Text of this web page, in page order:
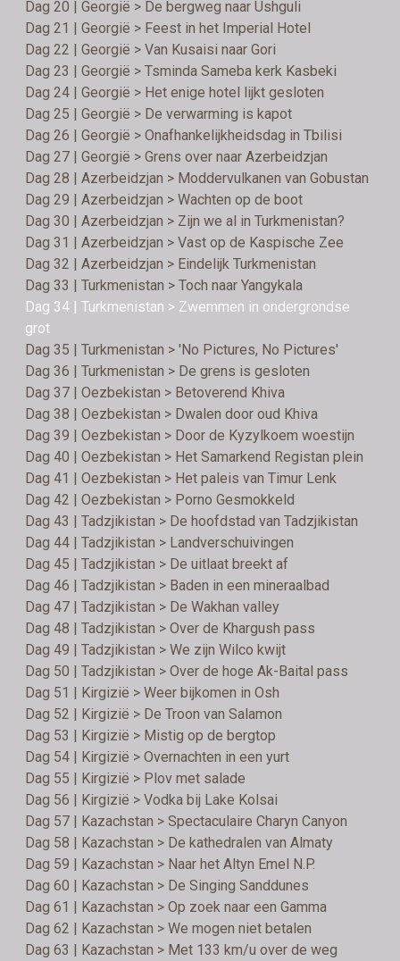
Dag 20 | Georgië > De bergweg naar Ushguli
Dag 21 | Georgië > Feest in het Imperial Hotel
Dag 22 | Georgië > Van Kusaisi naar Gori
Dag 23 | Georgië > Tsminda Sameba kerk Kasbeki
Dag 24 | Georgië > Het enige hotel lijkt gesloten
Dag 25 | Georgië > De verwarming is kapot
Dag 26 | Georgië > Onafhankelijkheidsdag in Tbilisi
Dag 27 | Georgië > Grens over naar Azerbeidzjan
Dag 28 | Azerbeidzjan > Moddervulkanen van Gobustan
Dag 29 | Azerbeidzjan > Wachten op de boot
Dag 30 | Azerbeidzjan > Zijn we al in Turkmenistan?
Dag 31 | Azerbeidzjan > Vast op de Kaspische Zee
Dag 32 | Azerbeidzjan > Eindelijk Turkmenistan
Dag 33 | Turkmenistan > Toch naar Yangykala
Dag 34 | Turkmenistan > Zwemmen in ondergrondse
grot
Dag 35 | Turkmenistan > 'No Pictures, No Pictures'
Dag 36 | Turkmenistan > De grens is gesloten
Dag 37 | Oezbekistan > Betoverend Khiva
Dag 38 | Oezbekistan > Dwalen door oud Khiva
Dag 39 | Oezbekistan > Door de Kyzylkoem woestijn
Dag 40 | Oezbekistan > Het Samarkend Registan plein
Dag 41 | Oezbekistan > Het paleis van Timur Lenk
Dag 42 | Oezbekistan > Porno Gesmokkeld
Dag 43 | Tadzjikistan > De hoofdstad van Tadzjikistan
Dag 44 | Tadzjikistan > Landverschuivingen
Dag 45 | Tadzjikistan > De uitlaat breekt af
Dag 46 | Tadzjikistan > Baden in een mineraalbad
Dag 47 | Tadzjikistan > De Wakhan valley
Dag 48 | Tadzjikistan > Over de Khargush pass
Dag 49 | Tadzjikistan > We zijn Wilco kwijt
Dag 50 | Tadzjikistan > Over de hoge Ak-Baital pass
Dag 51 | Kirgizië > Weer bijkomen in Osh
Dag 52 | Kirgizië > De Troon van Salamon
Dag 53 | Kirgizië > Mistig op de bergtop
Dag 54 | Kirgizië > Overnachten in een yurt
Dag 55 | Kirgizië > Plov met salade
Dag 56 | Kirgizië > Vodka bij Lake Kolsai
Dag 57 | Kazachstan > Spectaculaire Charyn Canyon
Dag 58 | Kazachstan > De kathedralen van Almaty
Dag 59 | Kazachstan > Naar het Altyn Emel N.P.
Dag 60 | Kazachstan > De Singing Sanddunes
Dag 61 | Kazachstan > Op zoek naar een Gamma
Dag 62 | Kazachstan > We mogen niet betalen
Dag 63 | Kazachstan > Met 133 km/u over de weg